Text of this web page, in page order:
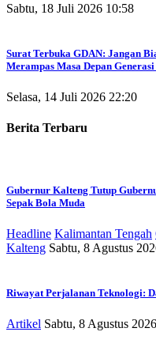
Sabtu, 18 Juli 2026 10:58
Surat Terbuka GDAN: Jangan
Merampas Masa Depan Generasi
Selasa, 14 Juli 2026 22:20
Berita Terbaru
Gubernur Kalteng Tutup
Sepak Bola Muda
Headline Kalimantan Tengah
Kalteng Sabtu, 8 Agustus
Riwayat Perjalanan Teknologi:
Artikel Sabtu, 8 Agustus